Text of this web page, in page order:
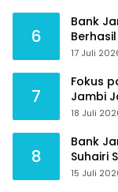
6
Bank
17 Juli
7
Fokus
Jambi
18 Juli
8
Bank
Suhairi
Jambi
15 Juli